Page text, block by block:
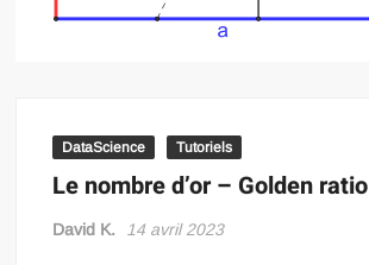
DataScience Tutoriels
Le nombre d’or – Golden ratio
David K. 14 avril 2023